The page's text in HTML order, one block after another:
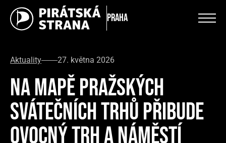
Praha
Aktuality 27. května 2026
NA MAPĚ PRAŽSKÝCH
SVÁTEČNÍCH TRHŮ PŘIBUDE
OVOCNÝ TRH A NÁMĚSTÍ